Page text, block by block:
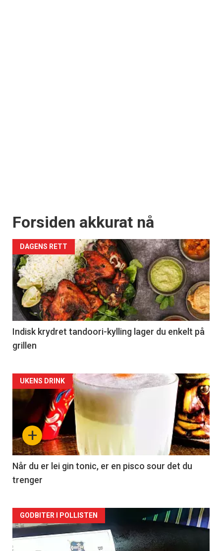
Forsiden akkurat nå
DAGENS RETT
Indisk krydret tandoori-kylling lager du enkelt på
grillen
Forsiden
akkurat
nå
-
2
+
UKENS DRINK
Når du er lei gin tonic, er en pisco sour det du
trenger
Forsiden
akkurat
GODBITER I POLLISTEN